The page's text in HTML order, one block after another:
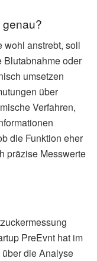
genau?
wohl anstrebt, soll
Blutabnahme oder
umsetzen
über
Verfahren,
die Funktion eher
präzise Messwerte
PreEvnt hat im
die Analyse